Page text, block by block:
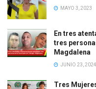
MAYO 3, 2023
En tres
tres
Magdalena
JUNIO 23, 2024
Tres